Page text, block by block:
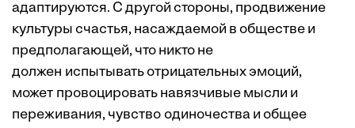
адаптируются. С другой стороны, продвижение
культуры счастья, насаждаемой в обществе и
предполагающей, что никто не
должен испытывать отрицательных эмоций,
может провоцировать навязчивые мысли и
переживания, чувство одиночества и общее